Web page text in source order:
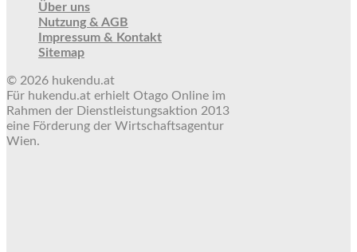
Über uns
Nutzung & AGB
Impressum & Kontakt
Sitemap
© 2026 hukendu.at
Für hukendu.at erhielt Otago Online im
Rahmen der Dienstleistungsaktion 2013
eine Förderung der Wirtschaftsagentur
Wien.